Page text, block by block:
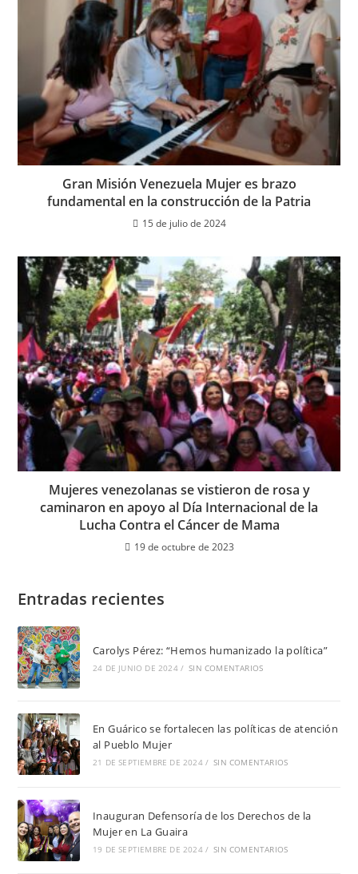
Gran Misión Venezuela Mujer es brazo
fundamental en la construcción de la Patria
15 de julio de 2024
Mujeres venezolanas se vistieron de rosa y
caminaron en apoyo al Día Internacional de la
Lucha Contra el Cáncer de Mama
19 de octubre de 2023
Entradas recientes
Carolys Pérez: “Hemos humanizado la política”
24 DE JUNIO DE 2024 / SIN COMENTARIOS
En Guárico se fortalecen las políticas de atención
al Pueblo Mujer
21 DE SEPTIEMBRE DE 2024 / SIN COMENTARIOS
Inauguran Defensoría de los Derechos de la
Mujer en La Guaira
19 DE SEPTIEMBRE DE 2024 / SIN COMENTARIOS